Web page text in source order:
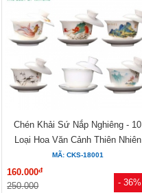
- 36%
Chén Khải Sứ Nắp Nghiêng - 10
Loại Hoa Văn Cảnh Thiên Nhiên
180ml
MÃ: CKS-18001
160.000đ
250.000